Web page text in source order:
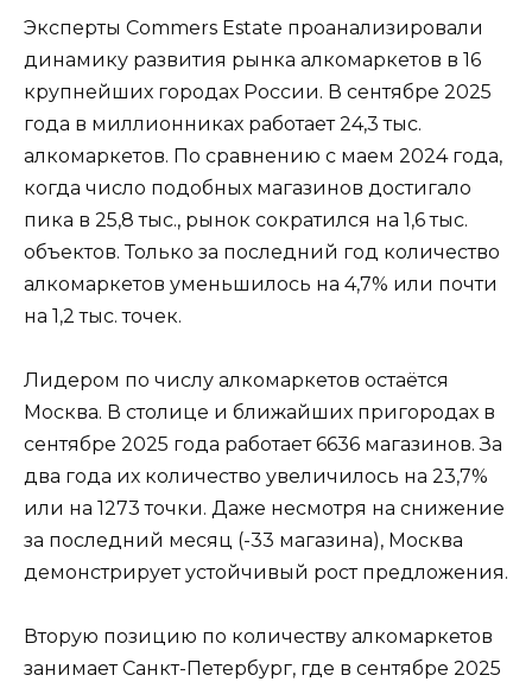
Эксперты Commers Estate проанализировали
динамику развития рынка алкомаркетов в 16
крупнейших городах России. В сентябре 2025
года в миллионниках работает 24,3 тыс.
алкомаркетов. По сравнению с маем 2024 года,
когда число подобных магазинов достигало
пика в 25,8 тыс., рынок сократился на 1,6 тыс.
объектов. Только за последний год количество
алкомаркетов уменьшилось на 4,7% или почти
на 1,2 тыс. точек.
Лидером по числу алкомаркетов остаётся
Москва. В столице и ближайших пригородах в
сентябре 2025 года работает 6636 магазинов. За
два года их количество увеличилось на 23,7%
или на 1273 точки. Даже несмотря на снижение
за последний месяц (-33 магазина), Москва
демонстрирует устойчивый рост предложения.
Вторую позицию по количеству алкомаркетов
занимает Санкт-Петербург, где в сентябре 2025